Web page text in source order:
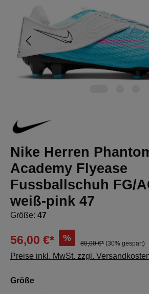
Nike Herren
Academy Flyease
Fussballschuh FG/
weiß-pink 47
Größe: 47
56,00 €* %
80,00 €* (30% gespart)
Preise inkl. MwSt. zzgl.
Größeauswählen